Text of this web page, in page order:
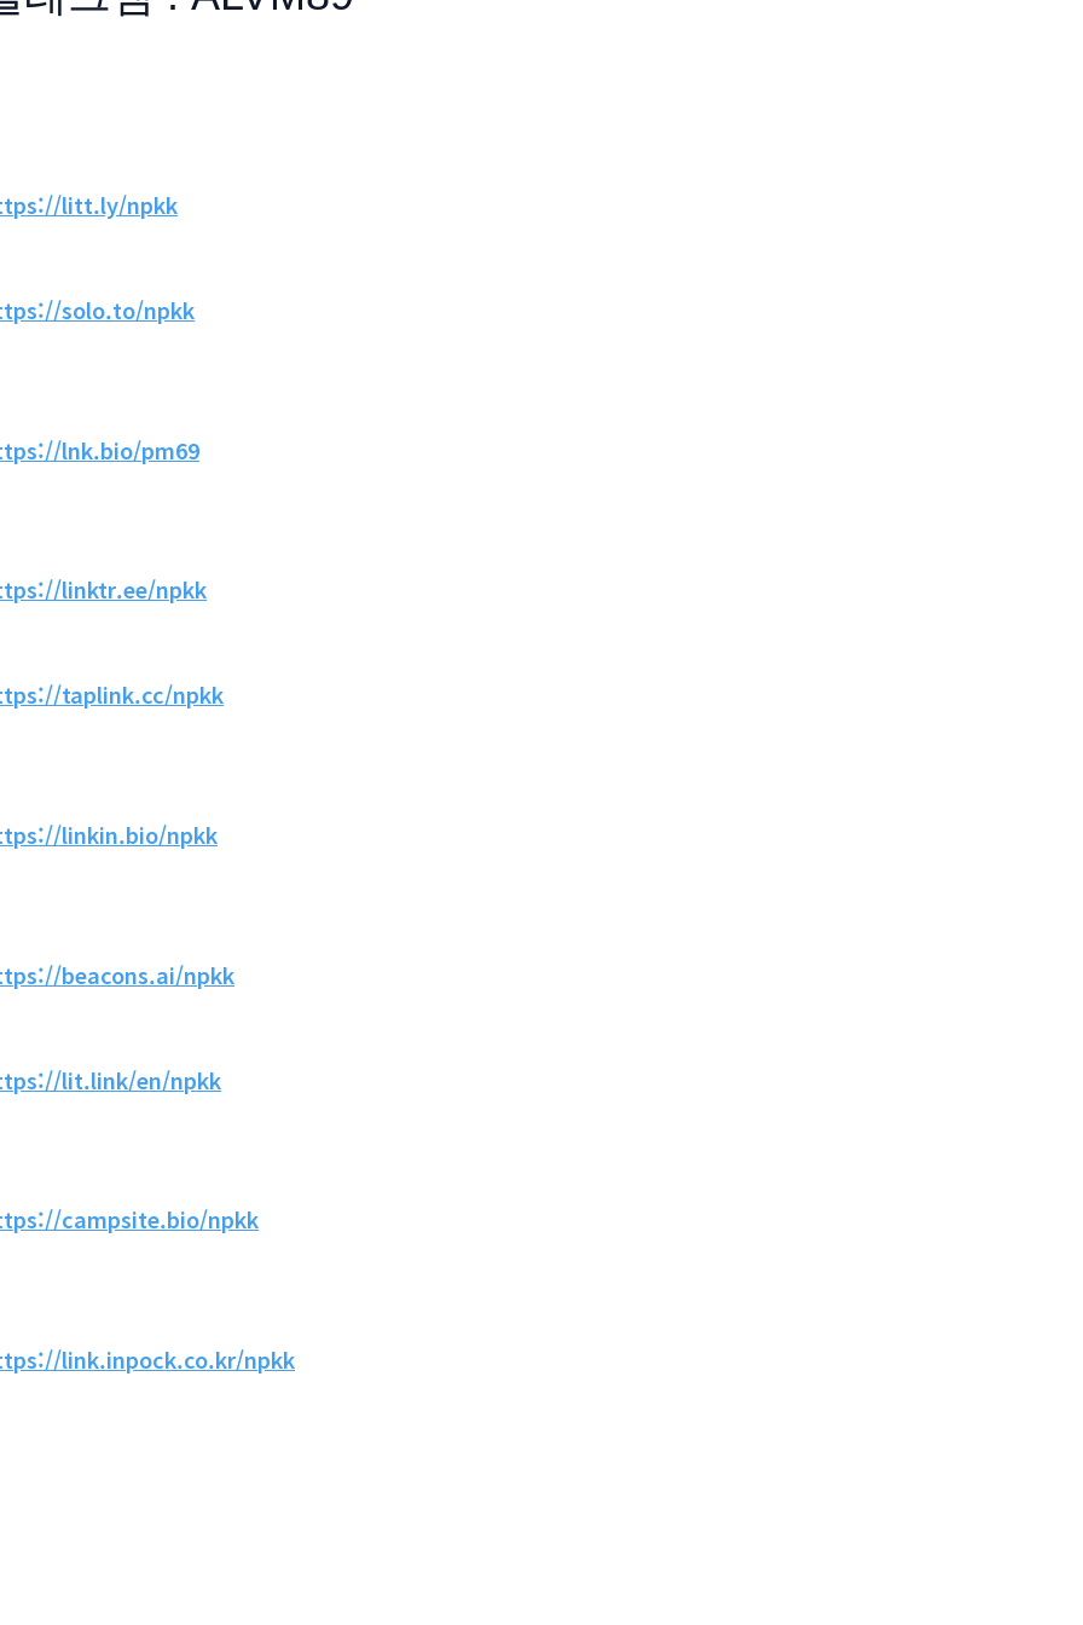
litt.ly/npkk
solo.to/npkk
lnk.bio/pm69
linktr.ee/npkk
taplink.cc/npkk
linkin.bio/npkk
beacons.ai/npkk
lit.link/en/npkk
campsite.bio/npkk
link.inpock.co.kr/npkk